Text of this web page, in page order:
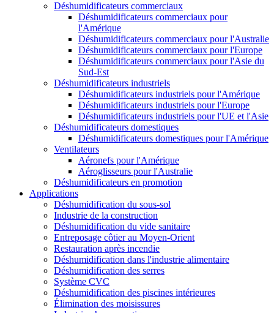
Déshumidificateurs commerciaux
Déshumidificateurs commerciaux pour
l'Amérique
Déshumidificateurs commerciaux pour l'Australie
Déshumidificateurs commerciaux pour l'Europe
Déshumidificateurs commerciaux pour l'Asie du
Sud-Est
Déshumidificateurs industriels
Déshumidificateurs industriels pour l'Amérique
Déshumidificateurs industriels pour l'Europe
Déshumidificateurs industriels pour l'UE et l'Asie
Déshumidificateurs domestiques
Déshumidificateurs domestiques pour l'Amérique
Ventilateurs
Aéronefs pour l'Amérique
Aéroglisseurs pour l'Australie
Déshumidificateurs en promotion
Applications
Déshumidification du sous-sol
Industrie de la construction
Déshumidification du vide sanitaire
Entreposage côtier au Moyen-Orient
Restauration après incendie
Déshumidification dans l'industrie alimentaire
Déshumidification des serres
Système CVC
Déshumidification des piscines intérieures
Élimination des moisissures